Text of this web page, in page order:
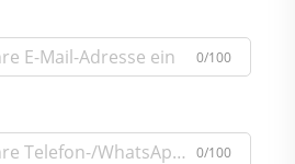
0/100
0/100